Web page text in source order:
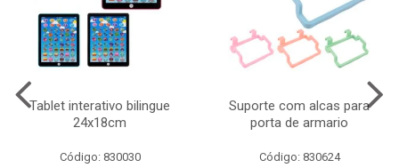
Tablet interativo bilingue
24x18cm
Código: 830030
Suporte com alcas para
porta de armario
Código: 830624